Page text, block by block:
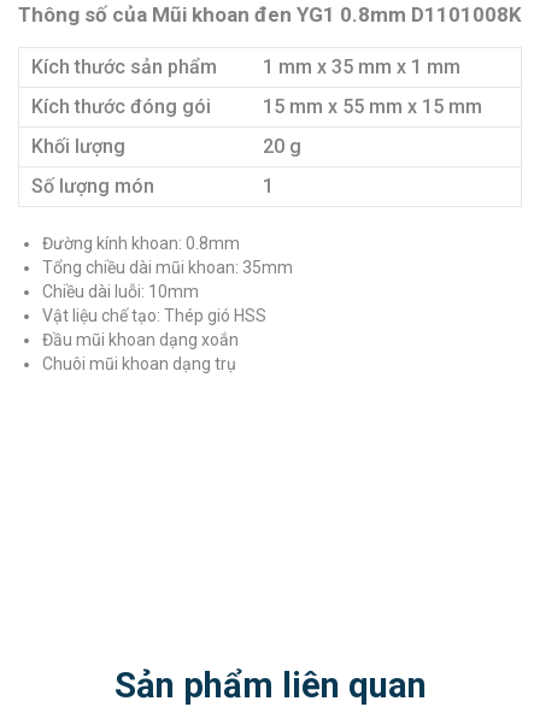
Thông số của Mũi khoan đen YG1 0.8mm D1101008K
Kích thước sản phẩm
1 mm x 35 mm x 1 mm
Kích thước đóng gói
15 mm x 55 mm x 15 mm
Khối lượng
20 g
Số lượng món
1
Đường kính khoan: 0.8mm
Tổng chiều dài mũi khoan: 35mm
Chiều dài luỗi: 10mm
Vật liệu chế tạo: Thép gió HSS
Đầu mũi khoan dạng xoắn
Chuôi mũi khoan dạng trụ
Sản phẩm liên quan